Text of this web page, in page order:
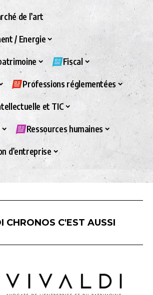
de l’art
/ Energie
Fiscal
Professions réglementées
et TIC
Ressources humaines
d’entreprise
CHRONOS C'EST AUSSI